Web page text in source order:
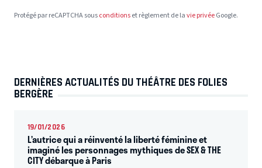
Protégé par reCAPTCHA sousconditionset règlement de lavie privéeGoogle.
DERNIÈRES ACTUALITÉS DU THÉÂTRE DES FOLIES
BERGÈRE
19/01/2026
L’autrice qui a réinventé la liberté féminine et
imaginé les personnages mythiques de SEX & THE
CITY débarque à Paris